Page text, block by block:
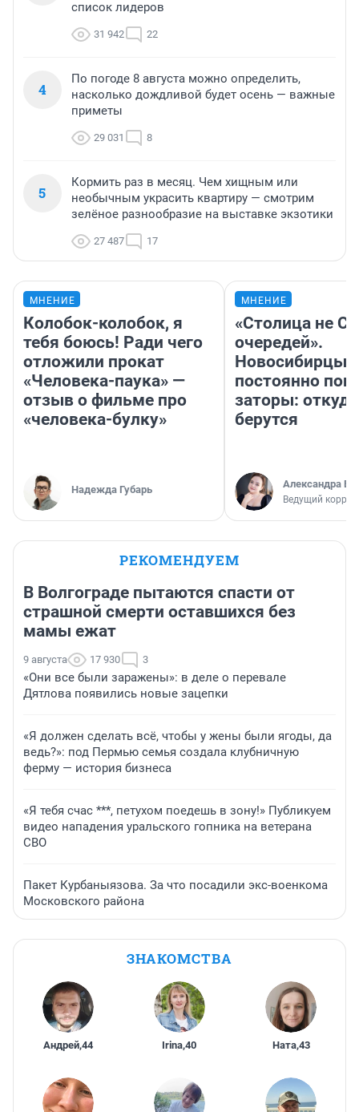
список лидеров
31 942 22
4
По погоде 8 августа можно определить,
насколько дождливой будет осень — важные
приметы
29 031 8
5
Кормить раз в месяц. Чем хищным или
необычным украсить квартиру — смотрим
зелёное разнообразие на выставке экзотики
27 487 17
МНЕНИЕ
Колобок-колобок, я
тебя боюсь! Ради чего
отложили прокат
«Человека-паука» —
отзыв о фильме про
«человека-булку»
Надежда Губарь
МНЕНИЕ
«Столица не
очередей».
Новосибирцы
постоянно
заторы:
берутся
Александра
Ведущий
РЕКОМЕНДУЕМ
В Волгограде пытаются спасти от
страшной смерти оставшихся без
мамы ежат
9 августа 17 930 3
«Они все были заражены»: в деле о перевале
Дятлова появились новые зацепки
«Я должен сделать всё, чтобы у жены были ягоды, да
ведь?»: под Пермью семья создала клубничную
ферму — история бизнеса
«Я тебя счас ***, петухом поедешь в зону!» Публикуем
видео нападения уральского гопника на ветерана
СВО
Пакет Курбаныязова. За что посадили экс-военкома
Московского района
ЗНАКОМСТВА
Андрей,44 Irina,40 Ната,43